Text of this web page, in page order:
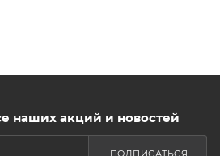
наших акций и новостей
ПОДПИСАТЬСЯ